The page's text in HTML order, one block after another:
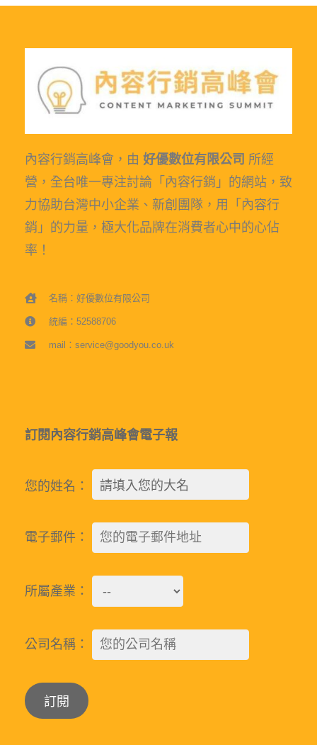
內容行銷高峰會，由 好優數位有限公司 所經
營，全台唯一專注討論「內容行銷」的網站，致
力協助台灣中小企業、新創團隊，用「內容行
銷」的力量，極大化品牌在消費者心中的心佔
率！
名稱：好優數位有限公司
統編：52588706
mail：service@goodyou.co.uk
訂閱內容行銷高峰會電子報
您的姓名：
電子郵件：
所屬產業：
公司名稱：